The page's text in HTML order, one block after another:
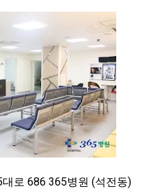
로 686 365병원 (석전동)